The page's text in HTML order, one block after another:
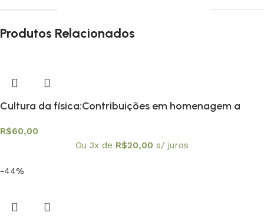
Produtos Relacionados
Cultura da física:Contribuições em homenagem a
R$60,00
Ou 3x de R$20,00 s/ juros
-44%